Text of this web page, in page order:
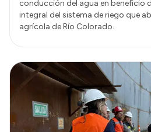
conducción del agua en beneficio
integral del sistema de riego que
agrícola de Río Colorado.